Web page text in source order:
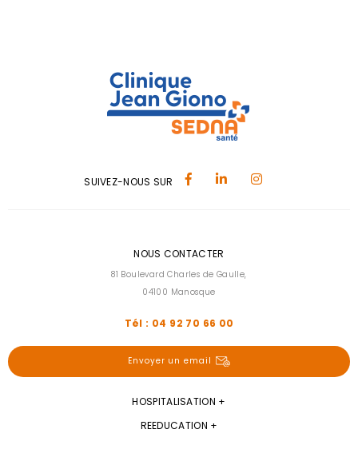
SUIVEZ-NOUS SUR
NOUS CONTACTER
81 Boulevard Charles de Gaulle,
04100 Manosque
Tél : 04 92 70 66 00
Envoyer un email
HOSPITALISATION
REEDUCATION